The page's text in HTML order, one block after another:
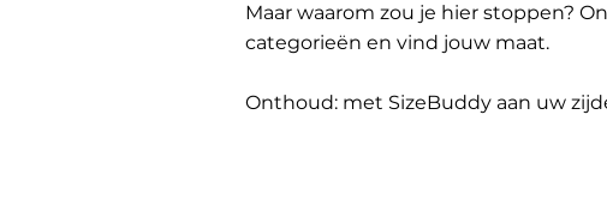
Maar waarom zou je hier stoppen?
categorieën en vind jouw maat.
Onthoud: met SizeBuddy aan uw